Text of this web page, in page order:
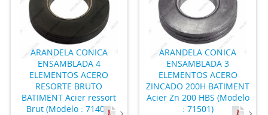
ARANDELA CONICA
ENSAMBLADA 4
ELEMENTOS ACERO
RESORTE BRUTO
BATIMENT Acier ressort
Brut (Modelo : 71400)
ARANDELA CONICA
ENSAMBLADA 3
ELEMENTOS ACERO
ZINCADO 200H BATIMENT
Acier Zn 200 HBS (Modelo
: 71501)